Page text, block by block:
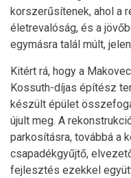
korszerűsítenek, ahol a
életrevalóság, és a
egymásra talál múlt,
Kitért rá, hogy a
Kossuth-díjas építész
készült épület
újult meg. A
parkosításra, továbbá a
csapadékgyűjtő,
fejlesztés ezekkel